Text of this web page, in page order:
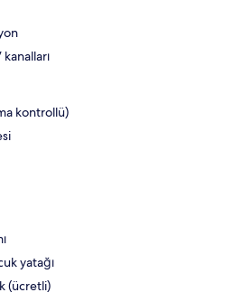
kontrollü)
yatağı
(ücretli)